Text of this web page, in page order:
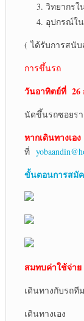
วิทยากรใ
อุปกรณ์ใ
( ได้รับการสนั
การขึ้นรถ
วันอาทิตย์ที่ 26
นัดขึ้นรถซอยรา
หากเดินทางเอง
ที่
ขั้นตอนการสมั
สมทบค่าใช้จ่าย
เดินทางกับรถ
เดินทางเ